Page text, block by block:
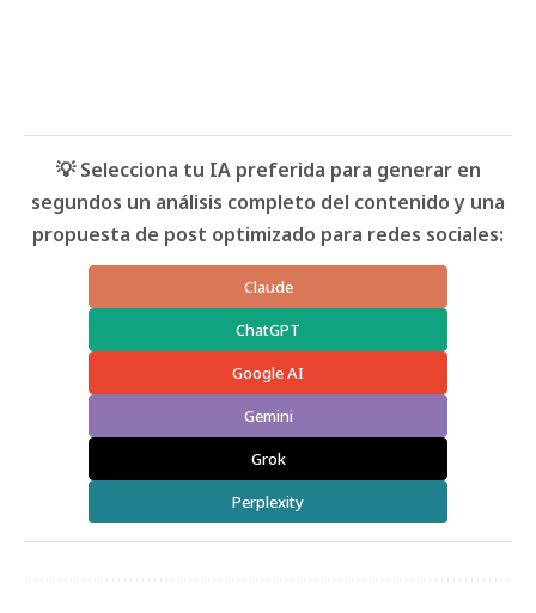
💡 Selecciona tu IA preferida para generar en
segundos un análisis completo del contenido y una
propuesta de post optimizado para redes sociales:
Claude
ChatGPT
Google AI
Gemini
Grok
Perplexity